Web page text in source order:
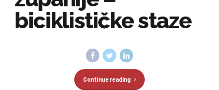
biciklističke staze
Continue reading